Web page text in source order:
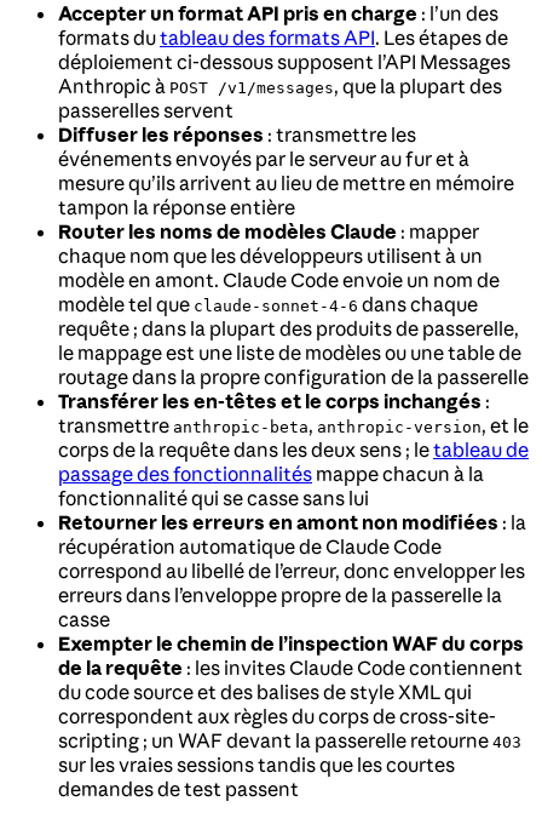
Accepter un format API pris en charge : l’un des
formats dutableau des formats API. Les étapes de
déploiement ci-dessous supposent l’API Messages
Anthropic à POST /v1/messages, que la plupart des
passerelles servent
Diffuser les réponses : transmettre les
événements envoyés par le serveur au fur et à
mesure qu’ils arrivent au lieu de mettre en mémoire
tampon la réponse entière
Router les noms de modèles Claude : mapper
chaque nom que les développeurs utilisent à un
modèle en amont. Claude Code envoie un nom de
modèle tel que claude-sonnet-4-6 dans chaque
requête ; dans la plupart des produits de passerelle,
le mappage est une liste de modèles ou une table de
routage dans la propre configuration de la passerelle
Transférer les en-têtes et le corps inchangés :
transmettre anthropic-beta, anthropic-version, et le
corps de la requête dans les deux sens ; letableau de
passage des fonctionnalités mappe chacun à la
fonctionnalité qui se casse sans lui
Retourner les erreurs en amont non modifiées : la
récupération automatique de Claude Code
correspond au libellé de l’erreur, donc envelopper les
erreurs dans l’enveloppe propre de la passerelle la
casse
Exempter le chemin de l’inspection WAF du corps
de la requête : les invites Claude Code contiennent
du code source et des balises de style XML qui
correspondent aux règles du corps de cross-site-
scripting ; un WAF devant la passerelle retourne 403
sur les vraies sessions tandis que les courtes
demandes de test passent